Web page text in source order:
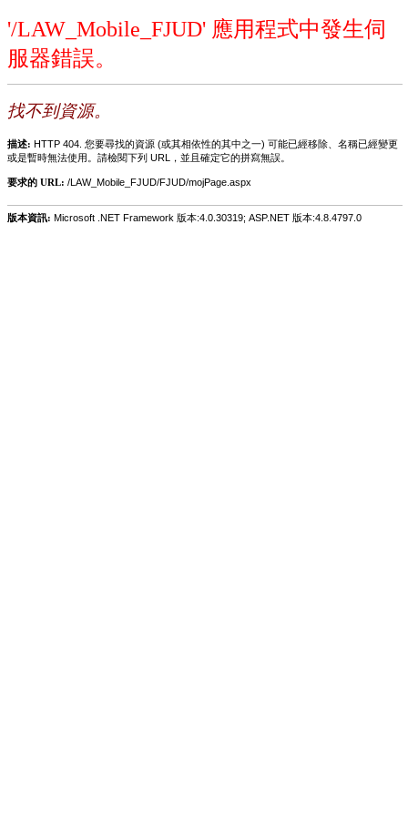
'/LAW_Mobile_FJUD' 應用程式中發生伺
服器錯誤。
找不到資源。
描述: HTTP 404. 您要尋找的資源 (或其相依性的其中之一) 可能已經移除、名稱已經變更
或是暫時無法使用。請檢閱下列 URL，並且確定它的拼寫無誤。
要求的 URL: /LAW_Mobile_FJUD/FJUD/mojPage.aspx
版本資訊: Microsoft .NET Framework 版本:4.0.30319; ASP.NET 版本:4.8.4797.0